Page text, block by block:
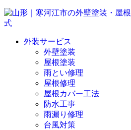
外装サービス
外壁塗装
屋根塗装
雨とい修理
屋根修理
屋根カバー工法
防水工事
雨漏り修理
台風対策